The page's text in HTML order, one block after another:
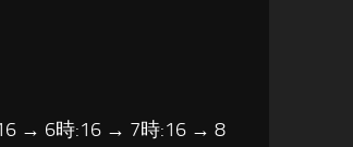
→ 6時:16 → 7時:16 → 8